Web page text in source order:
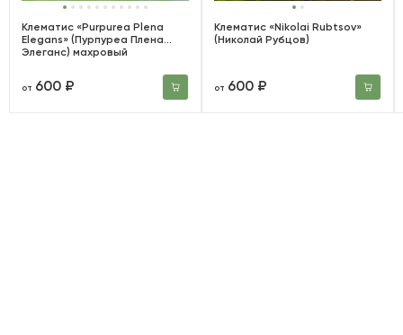
Клематис «Purpurea Plena
Elegans» (Пурпуреа Плена
Элеганс) махровый
от 600 ₽
Клематис «Nikolai Rubtsov»
(Николай Рубцов)
от 600 ₽